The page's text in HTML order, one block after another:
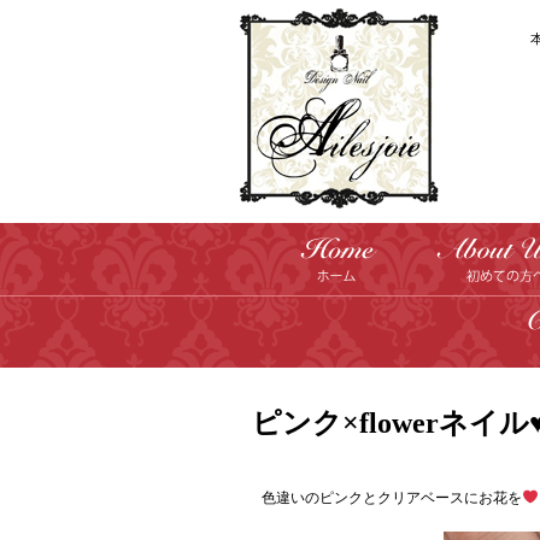
ピンク×flowerネイル
色違いのピンクとクリアベースにお花を